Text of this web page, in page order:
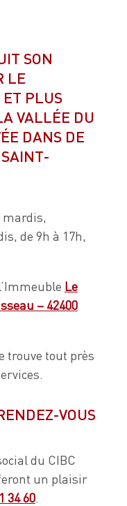
SON
LE
PLUS
VALLÉE DU
DANS DE
mardis,
de 9h à 17h,
Le
– 42400
trouve tout près
VOUS
du CIBC
un plaisir
34 60.